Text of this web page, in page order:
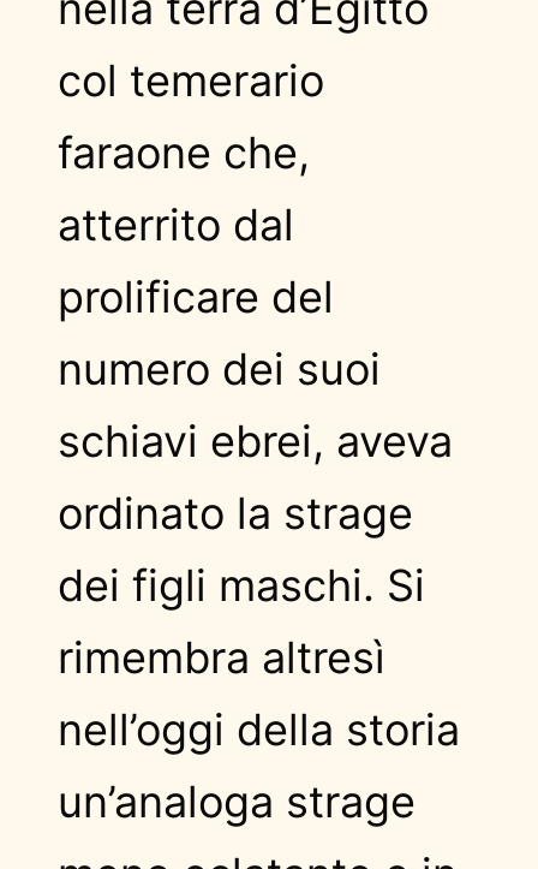
col temerario
faraone che,
atterrito dal
prolificare del
numero dei suoi
schiavi ebrei, aveva
ordinato la strage
dei figli maschi. Si
rimembra altresì
nell’oggi della storia
un’analoga strage